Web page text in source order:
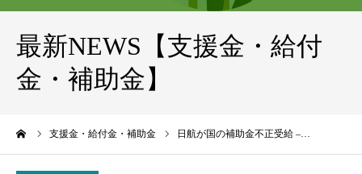
最新NEWS【支援金・給付
金・補助金】
支援金・給付金・補助金 日航が国の補助金不正受給 –…